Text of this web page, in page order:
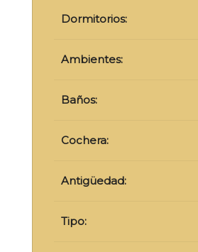
Dormitorios:
Ambientes:
Baños:
Cochera:
Antigüedad:
Tipo: